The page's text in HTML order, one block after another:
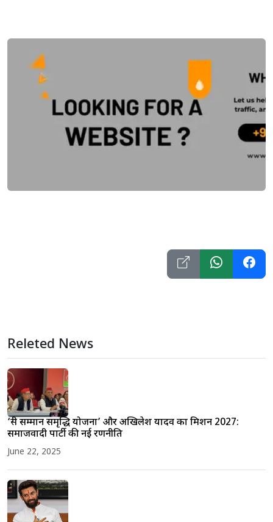
Releted News
‘स्त्री सम्मान समृद्धि योजना’ और अखिलेश यादव का मिशन 2027:
समाजवादी पार्टी की नई रणनीति
June 22, 2025